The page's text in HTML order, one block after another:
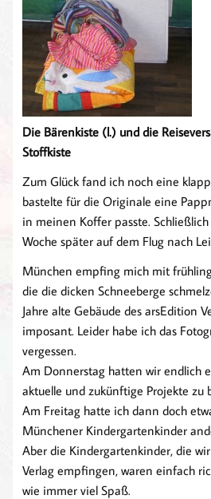
Die Bärenkiste (l.) und die
Stoffkiste
Zum Glück fand ich noch eine
bastelte für die Originale eine
in meinen Koffer passte.
Woche später auf dem Flug nach
München empfing mich mit
die die dicken Schneeberge
Jahre alte Gebäude des arsEdition
imposant. Leider habe ich das
vergessen.
Am Donnerstag hatten wir endlich
aktuelle und zukünftige Projekte zu
Am Freitag hatte ich dann doch
Münchener Kindergartenkinder
Aber die Kindergartenkinder, die
Verlag empfingen, waren einfach
wie immer viel Spaß.